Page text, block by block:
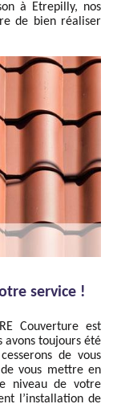
à Etrepilly, nos
de bien réaliser
service !
Couverture est
avons toujours été
de vous
vous mettre en
niveau de votre
l’installation de